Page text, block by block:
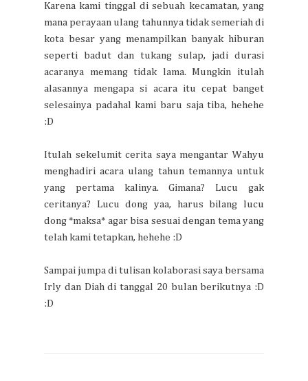
Karena kami tinggal di sebuah kecamatan, yang
mana perayaan ulang tahunnya tidak semeriah di
kota besar yang menampilkan banyak hiburan
seperti badut dan tukang sulap, jadi durasi
acaranya memang tidak lama. Mungkin itulah
alasannya mengapa si acara itu cepat banget
selesainya padahal kami baru saja tiba, hehehe
:D
Itulah sekelumit cerita saya mengantar Wahyu
menghadiri acara ulang tahun temannya untuk
yang pertama kalinya. Gimana? Lucu gak
ceritanya? Lucu dong yaa, harus bilang lucu
dong *maksa* agar bisa sesuai dengan tema yang
telah kami tetapkan, hehehe :D
Sampai jumpa di tulisan kolaborasi saya bersama
Irly dan Diah di tanggal 20 bulan berikutnya :D
:D